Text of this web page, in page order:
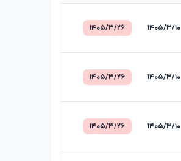
۱۴۰۵/۳/۱۰ ۱۴۰۵/۳/۲۶
۱۴۰۵/۳/۱۰ ۱۴۰۵/۳/۲۶
۱۴۰۵/۳/۱۰ ۱۴۰۵/۳/۲۶